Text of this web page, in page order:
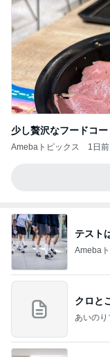
少し贅沢なフードコ
Amebaトピックス 1日前
テスト
Ameba
クロと
あいの